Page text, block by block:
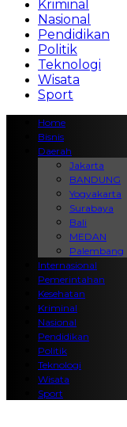
Kriminal
Nasional
Pendidikan
Politik
Teknologi
Wisata
Sport
Home
Bisnis
Daerah
Jakarta
BANDUNG
Yogyakarta
Surabaya
Bali
MEDAN
Palembang
Internasional
Pemerintahan
Kesehatan
Kriminal
Nasional
Pendidikan
Politik
Teknologi
Wisata
Sport